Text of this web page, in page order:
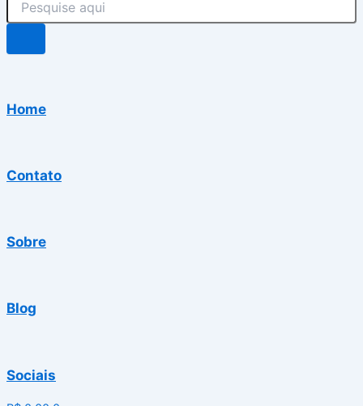
Home
Contato
Sobre
Blog
Sociais